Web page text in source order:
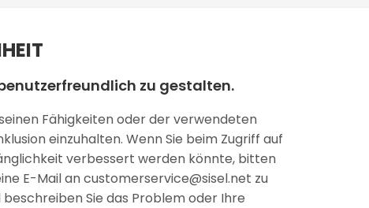
zu gestalten.
Fähigkeiten oder der verwendeten
einzuhalten. Wenn Sie beim Zugriff auf
verbessert werden könnte, bitten
E-Mail ancustomerservice@sisel.net zu
Sie das Problem oder Ihre